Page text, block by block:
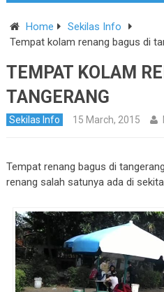
Home
Sekilas Info
Tempat kolam renang bagus di
TEMPAT KOLAM
TANGERANG
Sekilas Info 15 March, 2015
Tempat renang bagus di
renang salah satunya ada di